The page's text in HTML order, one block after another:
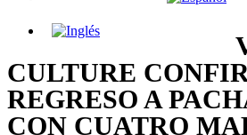
CULTURE
REGRESO A
CON CUATRO